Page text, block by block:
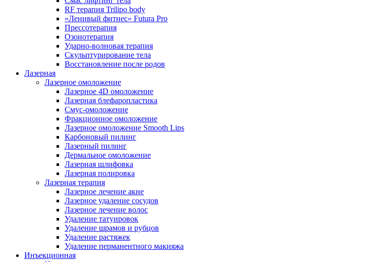
RF терапия Trilipo body
«Ленивый фитнес» Futura Pro
Прессотерапия
Озонотерапия
Ударно-волновая терапия
Скульптурирование тела
Восстановление после родов
Лазерная
Лазерное омоложение
Лазерное 4D омоложение
Лазерная блефаропластика
Смус-омоложение
Фракционное омоложение
Лазерное омоложение Smooth Lips
Карбоновый пилинг
Лазерный пилинг
Дермальное омоложение
Лазерная шлифовка
Лазерная полировка
Лазерная терапия
Лазерное лечение акне
Лазерное удаление сосудов
Лазерное лечение волос
Удаление татуировок
Удаление шрамов и рубцов
Удаление растяжек
Удаление перманентного макияжа
Инъекционная